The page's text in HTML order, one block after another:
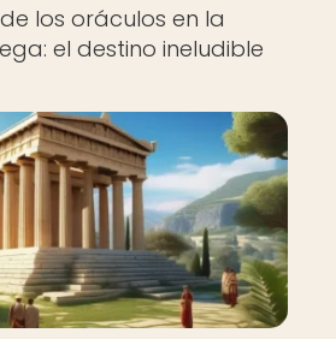
los oráculos en la
el destino ineludible